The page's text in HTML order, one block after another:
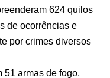
624 quilos
de ocorrências e
por crimes diversos
51 armas de fogo,